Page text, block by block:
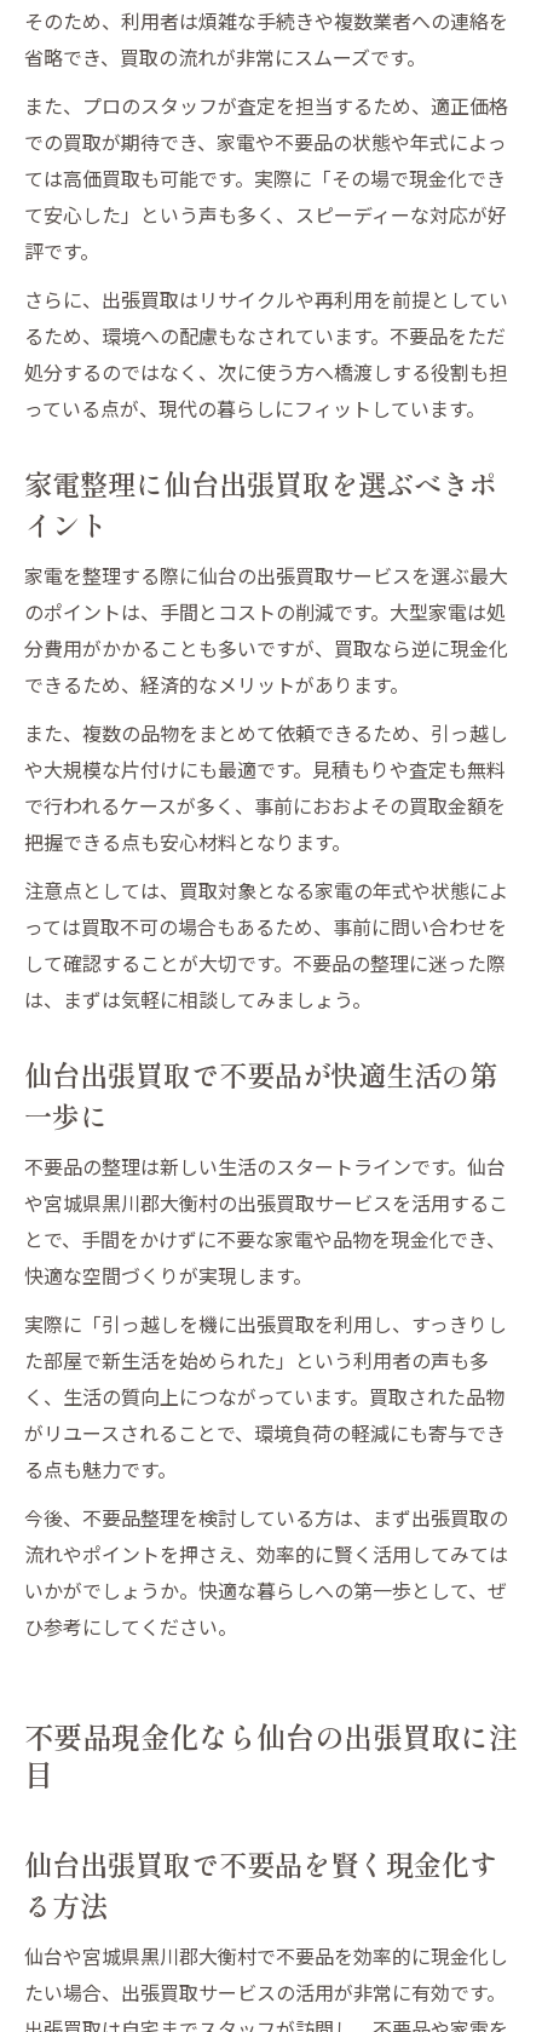
そのため、利用者は煩雑な手続きや複数業者への連絡を
省略でき、買取の流れが非常にスムーズです。
また、プロのスタッフが査定を担当するため、適正価格
での買取が期待でき、家電や不要品の状態や年式によっ
ては高価買取も可能です。実際に「その場で現金化でき
て安心した」という声も多く、スピーディーな対応が好
評です。
さらに、出張買取はリサイクルや再利用を前提としてい
るため、環境への配慮もなされています。不要品をただ
処分するのではなく、次に使う方へ橋渡しする役割も担
っている点が、現代の暮らしにフィットしています。
家電整理に仙台出張買取を選ぶべきポ
イント
家電を整理する際に仙台の出張買取サービスを選ぶ最大
のポイントは、手間とコストの削減です。大型家電は処
分費用がかかることも多いですが、買取なら逆に現金化
できるため、経済的なメリットがあります。
また、複数の品物をまとめて依頼できるため、引っ越し
や大規模な片付けにも最適です。見積もりや査定も無料
で行われるケースが多く、事前におおよその買取金額を
把握できる点も安心材料となります。
注意点としては、買取対象となる家電の年式や状態によ
っては買取不可の場合もあるため、事前に問い合わせを
して確認することが大切です。不要品の整理に迷った際
は、まずは気軽に相談してみましょう。
仙台出張買取で不要品が快適生活の第
一歩に
不要品の整理は新しい生活のスタートラインです。仙台
や宮城県黒川郡大衡村の出張買取サービスを活用するこ
とで、手間をかけずに不要な家電や品物を現金化でき、
快適な空間づくりが実現します。
実際に「引っ越しを機に出張買取を利用し、すっきりし
た部屋で新生活を始められた」という利用者の声も多
く、生活の質向上につながっています。買取された品物
がリユースされることで、環境負荷の軽減にも寄与でき
る点も魅力です。
今後、不要品整理を検討している方は、まず出張買取の
流れやポイントを押さえ、効率的に賢く活用してみては
いかがでしょうか。快適な暮らしへの第一歩として、ぜ
ひ参考にしてください。
不要品現金化なら仙台の出張買取に注
目
仙台出張買取で不要品を賢く現金化す
る方法
仙台や宮城県黒川郡大衡村で不要品を効率的に現金化し
たい場合、出張買取サービスの活用が非常に有効です。